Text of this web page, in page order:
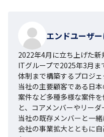
エンドユーザ
2022年4月に立ち上げた新
ITグループで2025年3月
体制まで構築するプロジェ
当社の主要顧客である日
案件など多種多様な案件
と、コアメンバーやリーダ
当社の既存メンバーと一緒
会社の事業拡大とともに